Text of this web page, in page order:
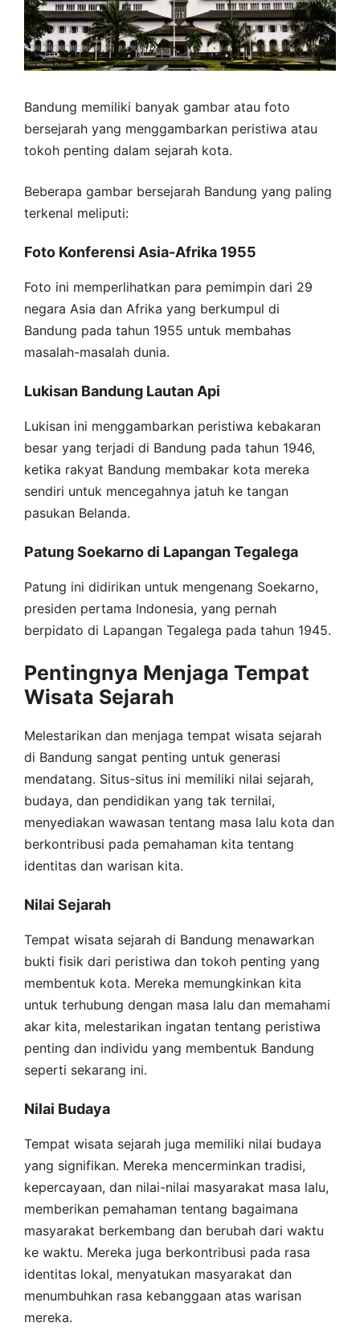
Bandung memiliki banyak gambar atau foto
bersejarah yang menggambarkan peristiwa atau
tokoh penting dalam sejarah kota.
Beberapa gambar bersejarah Bandung yang paling
terkenal meliputi:
Foto Konferensi Asia-Afrika 1955
Foto ini memperlihatkan para pemimpin dari 29
negara Asia dan Afrika yang berkumpul di
Bandung pada tahun 1955 untuk membahas
masalah-masalah dunia.
Lukisan Bandung Lautan Api
Lukisan ini menggambarkan peristiwa kebakaran
besar yang terjadi di Bandung pada tahun 1946,
ketika rakyat Bandung membakar kota mereka
sendiri untuk mencegahnya jatuh ke tangan
pasukan Belanda.
Patung Soekarno di Lapangan Tegalega
Patung ini didirikan untuk mengenang Soekarno,
presiden pertama Indonesia, yang pernah
berpidato di Lapangan Tegalega pada tahun 1945.
Pentingnya Menjaga Tempat
Wisata Sejarah
Melestarikan dan menjaga tempat wisata sejarah
di Bandung sangat penting untuk generasi
mendatang. Situs-situs ini memiliki nilai sejarah,
budaya, dan pendidikan yang tak ternilai,
menyediakan wawasan tentang masa lalu kota dan
berkontribusi pada pemahaman kita tentang
identitas dan warisan kita.
Nilai Sejarah
Tempat wisata sejarah di Bandung menawarkan
bukti fisik dari peristiwa dan tokoh penting yang
membentuk kota. Mereka memungkinkan kita
untuk terhubung dengan masa lalu dan memahami
akar kita, melestarikan ingatan tentang peristiwa
penting dan individu yang membentuk Bandung
seperti sekarang ini.
Nilai Budaya
Tempat wisata sejarah juga memiliki nilai budaya
yang signifikan. Mereka mencerminkan tradisi,
kepercayaan, dan nilai-nilai masyarakat masa lalu,
memberikan pemahaman tentang bagaimana
masyarakat berkembang dan berubah dari waktu
ke waktu. Mereka juga berkontribusi pada rasa
identitas lokal, menyatukan masyarakat dan
menumbuhkan rasa kebanggaan atas warisan
mereka.